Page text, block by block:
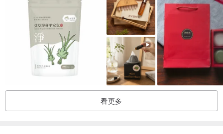
⭕擴香石，請勿放在潮溼處，容易發霉。
⭕擴香石表面滴入約5-10滴喜歡的精油或香氛，透過表面毛孔吸收，
香氛淡去後可再加幾滴精油或香氛，即可重複使用。
⭕滴上精油或香氛可能會留下痕跡，屬正常現象
❤️ 出貨．客製
⭕需客製香味或大量訂製請私訊留言謝謝～
⭕確保商品最佳品質，擴香石皆確認訂單後開始製作，約7-10天工作
看更多